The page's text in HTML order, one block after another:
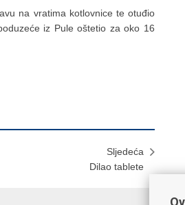
na vratima kotlovnice te otuđio
iz Pule oštetio za oko 16
Sljedeća
Dilao tablete